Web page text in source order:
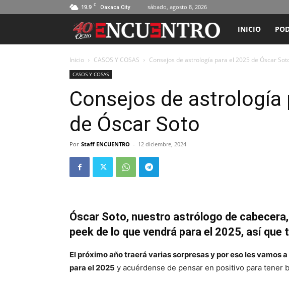
19.9 C Oaxaca City sábado, agosto 8, 2026
ENCUENTRO
RADIO
INICIO
Inicio CASOS Y COSAS Consejos de astrología para el 2025 de Óscar
CASOS Y COSAS
Consejos de astrología
de Óscar Soto
Por Staff ENCUENTRO - 12 diciembre, 2024
Óscar Soto, nuestro astrólogo de
peek de lo que vendrá para el 2025, así que
El próximo año traerá varias sorpresas y por eso les vamos
para el 2025 y acuérdense de pensar en positivo para tener